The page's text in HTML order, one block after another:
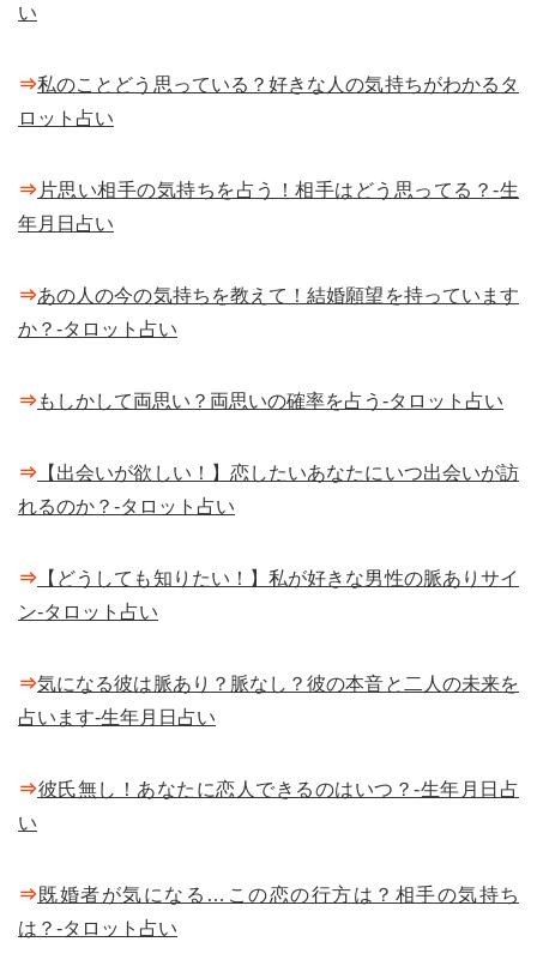
い
⇒私のことどう思っている？好きな人の気持ちがわかるタ
ロット占い
⇒ 片思い相手の気持ちを占う！相手はどう思ってる？-生
年月日占い
⇒あの人の今の気持ちを教えて！結婚願望を持っています
か？-タロット占い
⇒もしかして両思い？両思いの確率を占う-タロット占い
⇒ 【出会いが欲しい！】恋したいあなたにいつ出会いが訪
れるのか？-タロット占い
⇒ 【どうしても知りたい！】私が好きな男性の脈ありサイ
ン-タロット占い
⇒気になる彼は脈あり？脈なし？彼の本音と二人の未来を
占います-生年月日占い
⇒彼氏無し！あなたに恋人できるのはいつ？-生年月日占
い
⇒既婚者が気になる…この恋の行方は？相手の気持ち
は？-タロット占い